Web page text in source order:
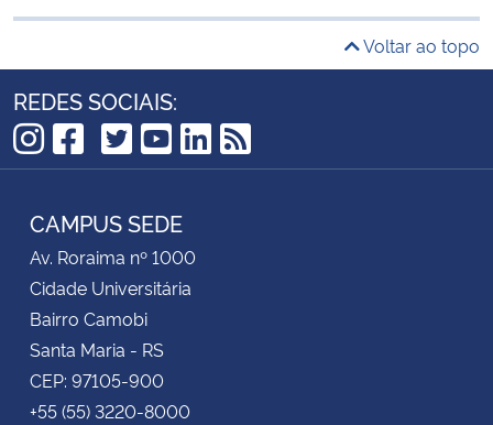
Voltar ao topo
REDES SOCIAIS:
Instagram
Facebook
TikTok
Twitter
YouTube
LinkedIn
RSS
CAMPUS SEDE
Av. Roraima nº 1000
Cidade Universitária
Bairro Camobi
Santa Maria - RS
CEP: 97105-900
+55 (55) 3220-8000